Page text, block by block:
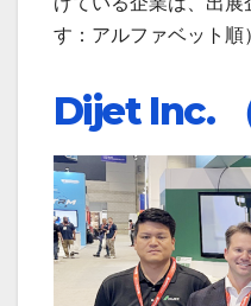
す：アルファベット順
Dijet Inc.